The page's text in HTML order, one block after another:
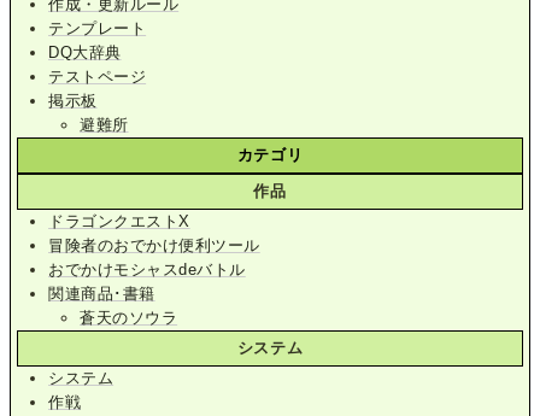
作成・更新ルール
テンプレート
DQ大辞典
テストページ
掲示板
避難所
カテゴリ
作品
ドラゴンクエストX
冒険者のおでかけ便利ツール
おでかけモシャスdeバトル
関連商品･書籍
蒼天のソウラ
システム
システム
作戦